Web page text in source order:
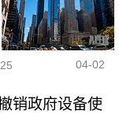
04-02
销政府设备使